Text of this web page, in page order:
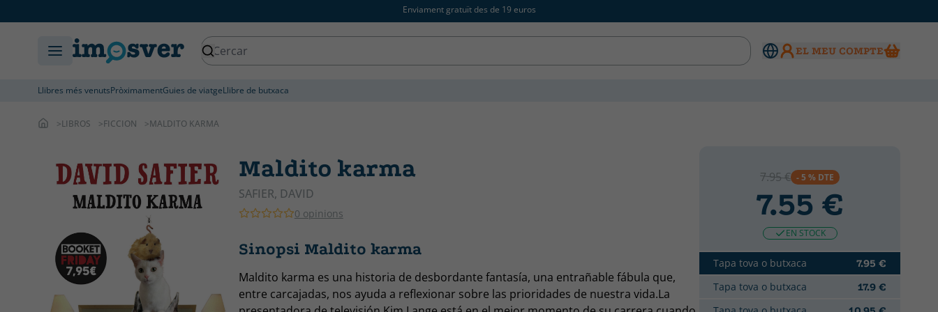
Enviament gratuït des de 19 euros
EL MEU COMPTE
Llibres més venutsPròximamentGuies de viatgeLlibre de butxaca
LIBROS FICCION MALDITO KARMA
Maldito karma
SAFIER, DAVID
0 opinions
Sinopsi Maldito karma
Maldito karma es una historia de desbordante fantasía, una entrañable fábula que,
entre carcajadas, nos ayuda a reflexionar sobre las prioridades de nuestra vida.La
7.95 € - 5 % DTE
7.55 €
EN STOCK
Tapa tova o butxaca 7.95 €
Tapa tova o butxaca 17.9 €